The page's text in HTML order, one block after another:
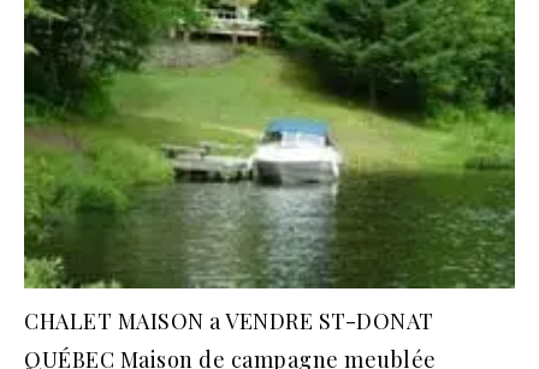
CHALET MAISON a VENDRE ST-DONAT
QUÉBEC Maison de campagne meublée